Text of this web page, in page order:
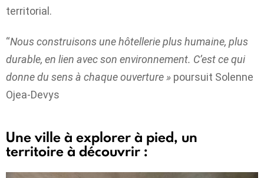
territorial.
“Nous construisons une hôtellerie plus humaine, plus
durable, en lien avec son environnement. C’est ce qui
donne du sens à chaque ouverture » poursuit Solenne
Ojea-Devys
Une ville à explorer à pied, un
territoire à découvrir :